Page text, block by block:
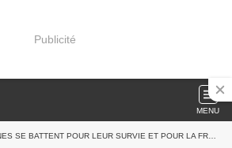
Publicité
MENU
POUR LEUR SURVIE ET POUR LA FRANCE AVANT QUE CETTE DERNIERE NE MEURT